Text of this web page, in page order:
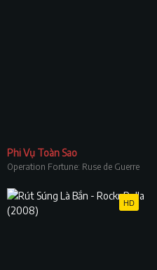
Phi Vụ Toàn Sao
Operation Fortune: Ruse de Guerre
HD